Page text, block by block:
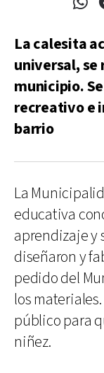
La calesita
universal, se
municipio.
recreativo e
barrio
La
educativa
aprendizaje y
diseñaron y
pedido del
los
público para
niñez.